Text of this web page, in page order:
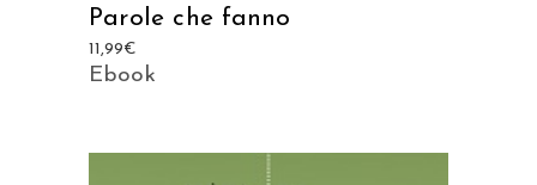
Parole che fanno
11,99€
Ebook